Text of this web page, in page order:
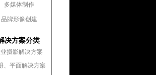
多媒体制作
品牌形像创建
决方案分类
摄影解决方案
、平面解决方案